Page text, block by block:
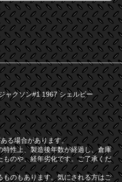
ャクソン#1 1967 シェルビー
る場合があります。
特性上、製造後年数が経過し、倉庫
ものや、経年劣化です。ご了承くだ
ものもあります。気にされる方はご